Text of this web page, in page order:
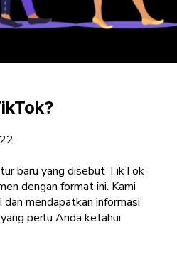
baru yang disebut TikTok
dengan format ini. Kami
mendapatkan informasi
perlu Anda ketahui